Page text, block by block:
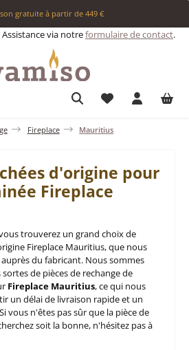
gratuite à partir de 449 €
Assistance via notreformulaire de contact.
Vous avez 0
Fireplace Mauritius
d'origine pour
Fireplace
trouverez un grand choix de
Fireplace Mauritius, que nous
du fabricant. Nous sommes
de pièces de rechange de
Fireplace Mauritius, ce qui nous
un délai de livraison rapide et un
vous n'êtes pas sûr que la pièce de
soit la bonne, n'hésitez pas à